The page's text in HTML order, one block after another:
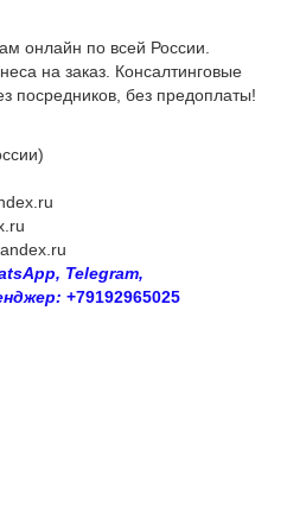
онлайн по всей России.
на заказ. Консалтинговые
посредников, без предоплаты!
Telegram,
+79192965025